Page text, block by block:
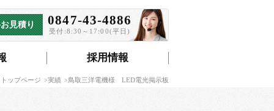
採用情報
0847-43-4886
受付:8:30～17:00(平日)
見積り
ップページ 実績 鳥取三洋電機様 LED電光掲示板